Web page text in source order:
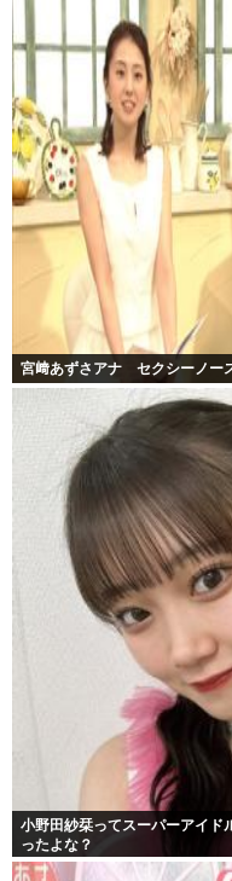
宮﨑あずさアナ セクシーノー
小野田紗栞ってスーパーアイド
ったよな？